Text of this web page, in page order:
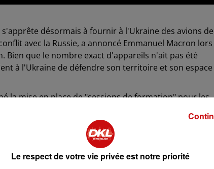
désormais à fournir à l'Ukraine des avions de
avec la Russie, a annoncé Emmanuel Macron lors
Bien que le nombre exact d'appareils n'ait pas été
à l'Ukraine de défendre son territoire et son espace
la mise en place de "sessions de formation" pour les
formation, déclarant qu'elle devrait commencer dès
soient opérationnels d'ici la fin de l'année. En
soldats ukrainiens, de les équiper, de les entraîner
leur territoire.
déjà une formation à des pilotes ukrainiens, mais sur
Le respect de votre vie privée est notre priorité